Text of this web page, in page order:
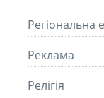
Регіональна
Реклама
Релігія